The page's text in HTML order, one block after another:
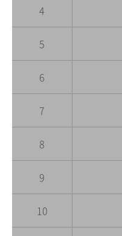
4
5
6
7
8
9
10